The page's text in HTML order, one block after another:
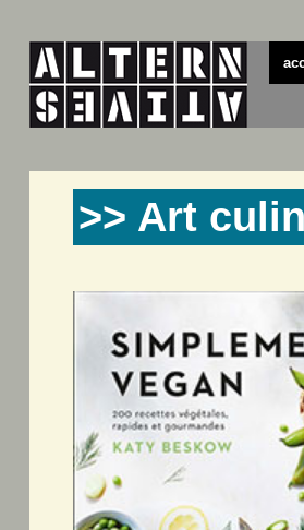
>> Art